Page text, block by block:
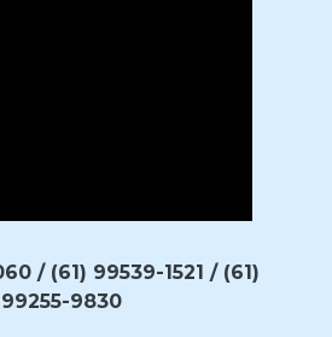
/ (61) 99539-1521 / (61)
99255-9830